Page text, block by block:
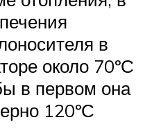
в
около 70ºС
в первом она
120ºС